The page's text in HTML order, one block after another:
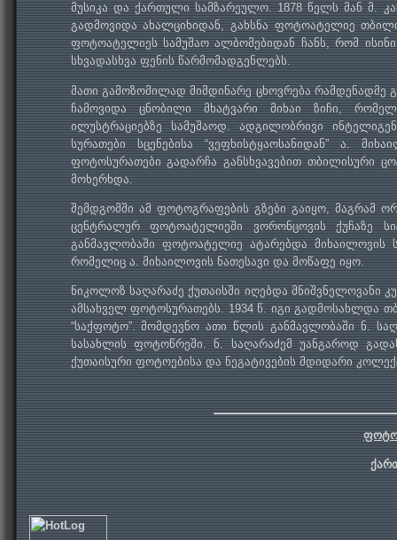
მუსიკა და ქართული სამზარეულო. 1878 წელს მან მ.
გადმოვიდა ახალციხიდან, გახსნა ფოტოატელიე
ფოტოატელიეს სამუშაო ალბომებიდან ჩანს, რომ
სხვადასხვა ფენის წარმომადგენლებს.
მათი გამოზომილად მიმდინარე ცხოვრება რამდენადმე
ჩამოვიდა ცნობილი მხატვარი მიხაი ზიჩი,
ილუსტრაციებზე სამუშაოდ. ადგილობრივი
სურათები სცენებისა “ვეფხისტყაოსანიდან” ა.
ფოტოსურათები გადარჩა განსხვავებით თბილისური
მოხერხდა.
შემდგომში ამ ფოტოგრაფების გზები გაიყო, მაგრამ
ცენტრალურ ფოტოატელიეში ვორონცოვის ქუჩაზე
განმავლობაში ფოტოატელიე ატარებდა
რომელიც ა. მიხაილოვის ნათესავი და მოწაფე იყო.
ნიკოლოზ საღარაძე ქუთაისში იღებდა
ამსახველ ფოტოსურათებს. 1934 წ. იგი გადმოსახლდა
“საქფოტო”. მომდევნო ათი წლის განმავლობაში ნ.
სასახლის ფოტოწრეში. ნ. საღარაძემ უანგაროდ
ქუთაისური ფოტოებისა და ნეგატივების მდიდარი